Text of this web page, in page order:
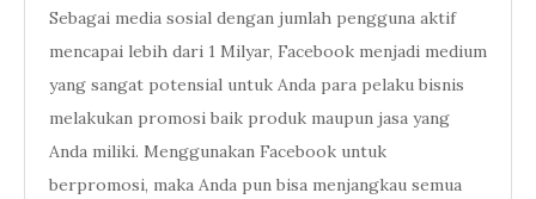
Sebagai media sosial dengan jumlah pengguna aktif
mencapai lebih dari 1 Milyar, Facebook menjadi medium
yang sangat potensial untuk Anda para pelaku bisnis
melakukan promosi baik produk maupun jasa yang
Anda miliki. Menggunakan Facebook untuk
berpromosi, maka Anda pun bisa menjangkau semua